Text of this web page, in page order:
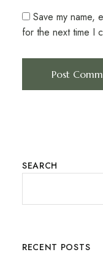
Save my name,
for the next time I
SEARCH
RECENT POSTS